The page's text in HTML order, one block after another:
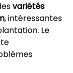
variétés
, intéressantes
Le